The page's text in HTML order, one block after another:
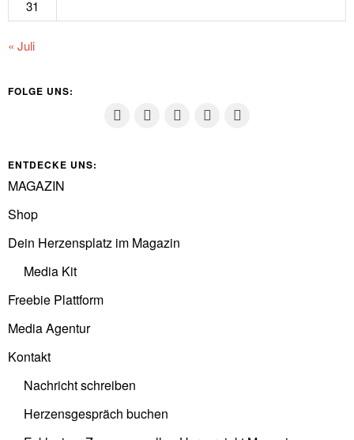
31
« Juli
FOLGE UNS:
ENTDECKE UNS:
MAGAZIN
Shop
Dein Herzensplatz im Magazin
Media Kit
Freebie Plattform
Media Agentur
Kontakt
Nachricht schreiben
Herzensgespräch buchen